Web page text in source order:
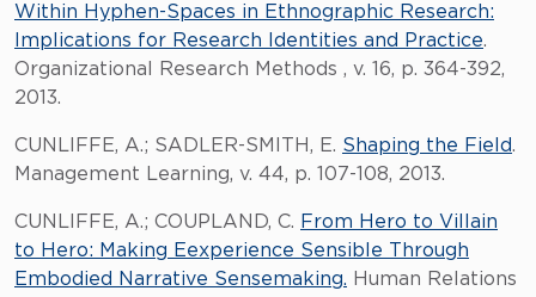
Within Hyphen-Spaces in Ethnographic Research:
Implications for Research Identities and Practice.
Organizational Research Methods , v. 16, p. 364-392,
2013.
CUNLIFFE, A.; SADLER-SMITH, E. Shaping the Field.
Management Learning, v. 44, p. 107-108, 2013.
CUNLIFFE, A.; COUPLAND, C. From Hero to Villain
to Hero: Making Eexperience Sensible Through
Embodied Narrative Sensemaking. Human Relations